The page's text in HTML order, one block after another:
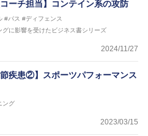
ーチ担当】コンテイン系の攻防
#パス #ディフェンス
グに影響を受けたビジネス書シリーズ
2024/11/27
節疾患②】スポーツパフォーマンス
ング
2023/03/15